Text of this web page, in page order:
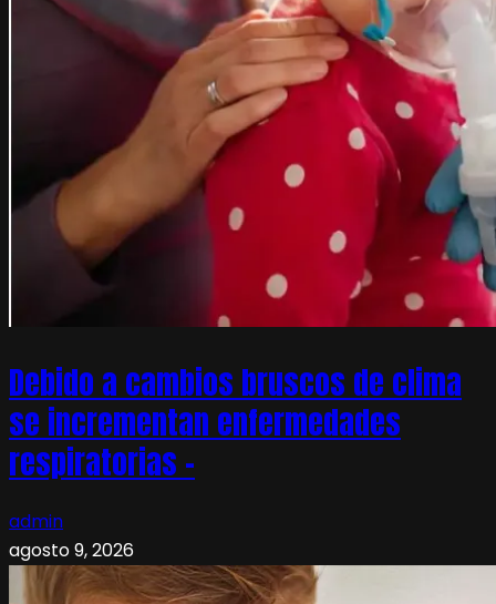
Debido a cambios bruscos de clima
se incrementan enfermedades
respiratorias –
admin
agosto 9, 2026